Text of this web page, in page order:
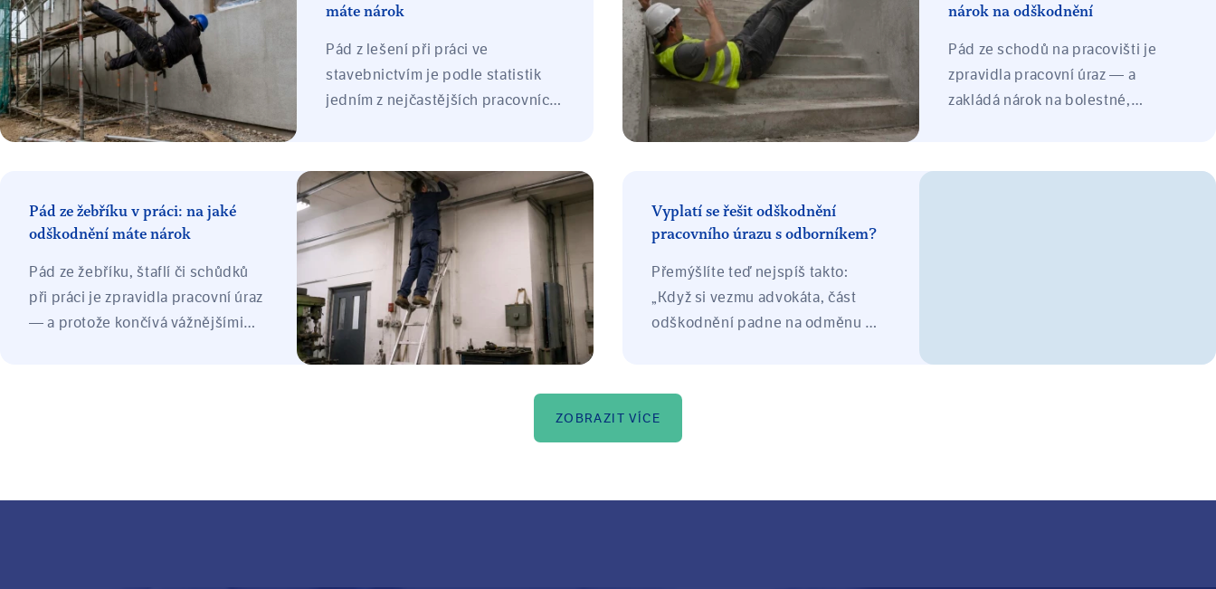
máte nárok
Pád z lešení při práci ve
stavebnictvím je podle statistik
jedním z nejčastějších pracovních
poškození zdraví zaměstnance při
nárazu o povrch. Závažnost
poranění se zpravidla odvíjí v
závislosti na výšce a trajektorii
pádu zaměstnance.
nárok na odškodnění
Pád ze schodů na pracovišti je
zpravidla pracovní úraz — a
zakládá nárok na bolestné,
ztížení společenského uplatnění.
Pád ze žebříku v práci: na jaké
odškodnění máte nárok
Pád ze žebříku, štaflí či schůdků
při práci je zpravidla pracovní úraz
— a protože končívá vážnějšími
Odškodnění platí zaměstnavatel
Vyplatí se řešit odškodnění
pracovního úrazu s odborníkem?
Přemýšlíte teď nejspíš takto:
„Když si vezmu advokáta, část
odškodnění padne na odměnu —
ZOBRAZIT VÍCE